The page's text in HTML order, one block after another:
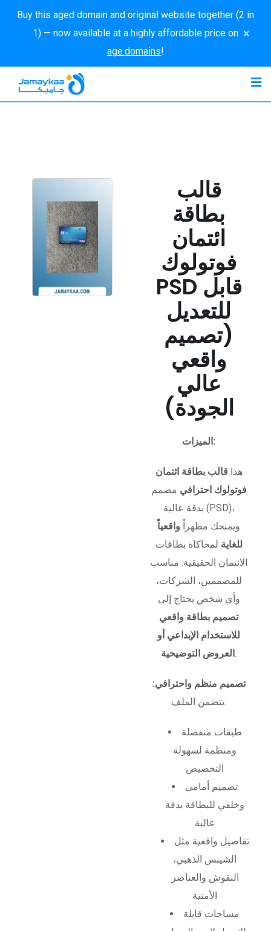
Buy this aged domain and original website together (2 in
1) — now available at a highly affordable price on
age.domains!
×
قالب
بطاقة
ائتمان
فوتولوك
PSD قابل
للتعديل
(تصميم
واقعي
عالي
الجودة)
الميزات:
هذا قالب بطاقة ائتمان
فوتولوك احترافي مصمم
بدقة عالية (PSD)،
ويمنحك مظهراً واقعياً
للغاية لمحاكاة بطاقات
الائتمان الحقيقية. مناسب
للمصممين، الشركات،
وأي شخص يحتاج إلى
تصميم بطاقة واقعي
للاستخدام الإبداعي أو
العروض التوضيحية .
تصميم منظم واحترافي:
يتضمن الملف:
طبقات منفصلة
ومنظمة لسهولة
التخصيص
تصميم أمامي
وخلفي للبطاقة بدقة
عالية
تفاصيل واقعية مثل
الشيبس الذهبي،
النقوش والعناصر
الأمنية
مساحات قابلة